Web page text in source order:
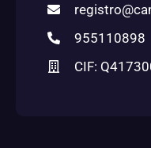
955110898
CIF: